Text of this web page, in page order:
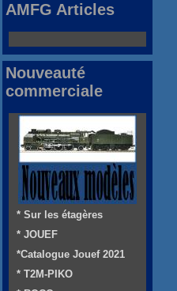
AMFG Articles
Nouveauté
commerciale
* Sur les étagères
* JOUEF
*Catalogue Jouef 2021
* T2M-PIKO